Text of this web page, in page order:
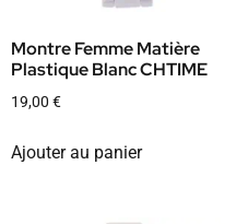
Montre Femme Matière
Plastique Blanc CHTIME
19,00 €
Ajouter au panier